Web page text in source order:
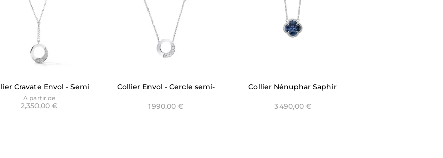
Cravate Envol - Semi
pavé
A partir de
2,350,00 €
Collier Envol - Cercle semi-
1 990,00 €
Collier Nénuphar Saphir
3 490,00 €